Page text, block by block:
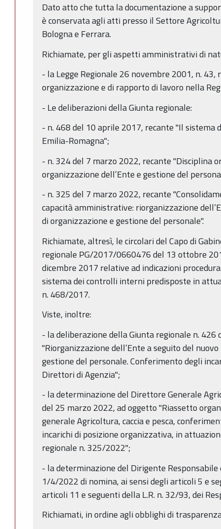
Dato atto che tutta la documentazione a
è conservata agli atti presso il Settore
Bologna e Ferrara.
Richiamate, per gli aspetti amministrativi di
- la Legge Regionale 26 novembre 2001, n.
organizzazione e di rapporto di lavoro nella
- Le deliberazioni della Giunta regionale:
- n. 468 del 10 aprile 2017, recante "Il sistema
Emilia-Romagna";
- n. 324 del 7 marzo 2022, recante "Disciplina
organizzazione dell’Ente e gestione del
- n. 325 del 7 marzo 2022, recante
capacità amministrative: riorganizzazione
di organizzazione e gestione del personale".
Richiamate, altresì, le circolari del Capo di
regionale PG/2017/0660476 del 13 ottobre
dicembre 2017 relative ad indicazioni
sistema dei controlli interni predisposte in
n. 468/2017.
Viste, inoltre:
- la deliberazione della Giunta regionale n.
"Riorganizzazione dell’Ente a seguito del
gestione del personale. Conferimento degli
Direttori di Agenzia";
- la determinazione del Direttore Generale
del 25 marzo 2022, ad oggetto "Riassetto
generale Agricoltura, caccia e pesca,
incarichi di posizione organizzativa, in
regionale n. 325/2022";
- la determinazione del Dirigente
1/4/2022 di nomina, ai sensi degli articoli 5 e
articoli 11 e seguenti della L.R. n. 32/93, dei
Richiamati, in ordine agli obblighi di